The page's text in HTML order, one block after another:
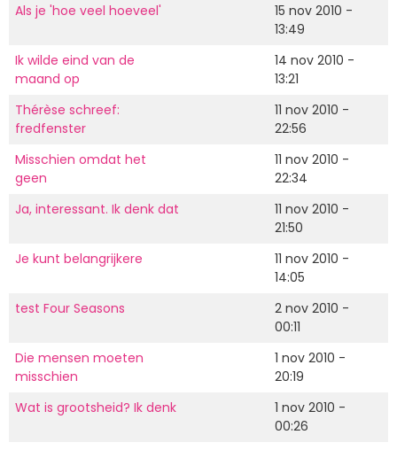
Als je 'hoe veel hoeveel'
15 nov 2010 -
13:49
Ik wilde eind van de
maand op
14 nov 2010 -
13:21
Thérèse schreef:
fredfenster
11 nov 2010 -
22:56
Misschien omdat het
geen
11 nov 2010 -
22:34
Ja, interessant. Ik denk dat
11 nov 2010 -
21:50
Je kunt belangrijkere
11 nov 2010 -
14:05
test Four Seasons
2 nov 2010 -
00:11
Die mensen moeten
misschien
1 nov 2010 -
20:19
Wat is grootsheid? Ik denk
1 nov 2010 -
00:26